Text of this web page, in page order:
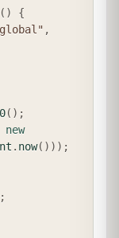
( )
{
,
( ) ;
new
. now( ) ) ) ;
;